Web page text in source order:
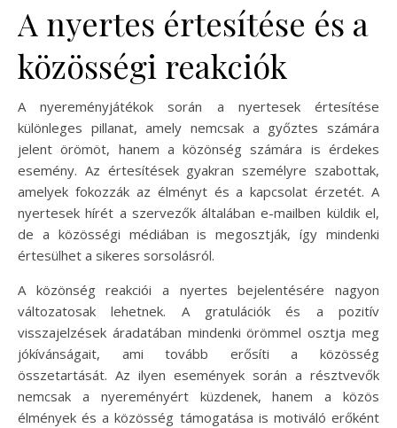
A nyertes értesítése és a
közösségi reakciók
A nyereményjátékok során a nyertesek értesítése
különleges pillanat, amely nemcsak a győztes számára
jelent örömöt, hanem a közönség számára is érdekes
esemény. Az értesítések gyakran személyre szabottak,
amelyek fokozzák az élményt és a kapcsolat érzetét. A
nyertesek hírét a szervezők általában e-mailben küldik el,
de a közösségi médiában is megosztják, így mindenki
értesülhet a sikeres sorsolásról.
A közönség reakciói a nyertes bejelentésére nagyon
változatosak lehetnek. A gratulációk és a pozitív
visszajelzések áradatában mindenki örömmel osztja meg
jókívánságait, ami tovább erősíti a közösség
összetartását. Az ilyen események során a résztvevők
nemcsak a nyereményért küzdenek, hanem a közös
élmények és a közösség támogatása is motiváló erőként